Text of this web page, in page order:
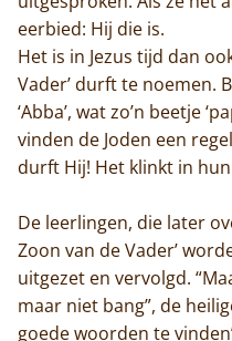
eerbied: Hij die is.
Het is in Jezus tijd dan
Vader’ durft te noemen.
‘Abba’, wat zo’n beetje
vinden de Joden een
durft Hij! Het klinkt in
De leerlingen, die later
Zoon van de Vader’
uitgezet en vervolgd.
maar niet bang”, de
goede woorden te